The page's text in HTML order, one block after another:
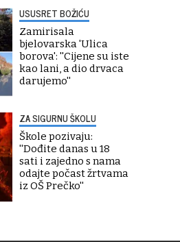
USUSRET BOŽIĆU
Zamirisala
bjelovarska 'Ulica
borova': ''Cijene su iste
kao lani, a dio drvaca
darujemo''
ZA SIGURNU ŠKOLU
Škole pozivaju:
''Dođite danas u 18
sati i zajedno s nama
odajte počast žrtvama
iz OŠ Prečko''